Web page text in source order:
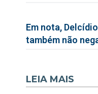
Em nota,
também não
LEIA MAIS